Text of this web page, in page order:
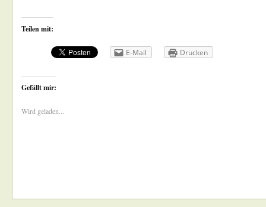
Teilen mit:
E-Mail Drucken
Gefällt mir:
Wird geladen...